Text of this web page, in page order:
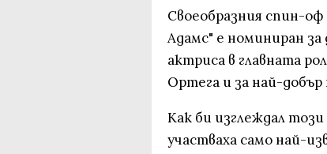
Своеобразния спин-
Адамс" е номиниран за
актриса в главната
Ортега и за най-
Как би изглеждал
участваха само най-